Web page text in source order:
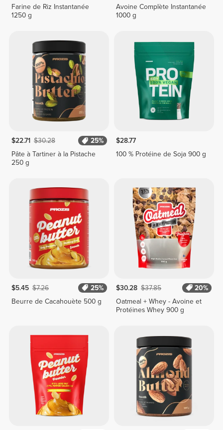
Farine de Riz Instantanée
1250 g
Avoine Complète Instantanée
1000 g
$22.71 $30.28
25%
Pâte à Tartiner à la Pistache
250 g
$28.77
100 % Protéine de Soja 900 g
$5.45 $7.26
25%
Beurre de Cacahouète 500 g
$30.28 $37.85
20%
Oatmeal + Whey - Avoine et
Protéines Whey 900 g